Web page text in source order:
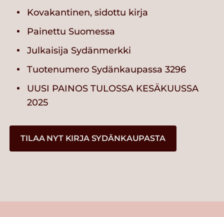
Kovakantinen, sidottu kirja
Painettu Suomessa
Julkaisija Sydänmerkki
Tuotenumero Sydänkaupassa 3296
UUSI PAINOS TULOSSA KESÄKUUSSA
2025
TILAA NYT KIRJA SYDÄNKAUPASTA